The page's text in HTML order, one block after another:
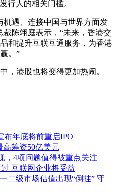
行人的相关门槛。
机遇、连接中国与世界方面发
陈翊庭表示，“未来，香港交
和提升互联互通服务，为香港
。”
，港股也将变得更加热闹。
布年底将前重启IPO
高筹资50亿美元
，4项问题值得被重点关注
互联网企业将受益
二级市场估值出现“倒挂” 守